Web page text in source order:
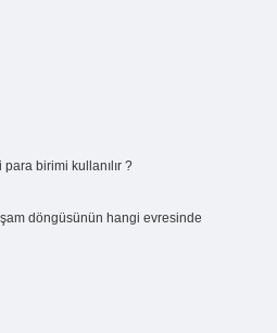
birimi kullanılır ?
döngüsünün hangi evresinde